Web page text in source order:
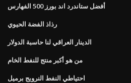
أفضل ستاندرد اند بورز 500 الفهارس
رذاذ الفضة الحيوي
الدينار العراقي لنا حاسبة الدولار
من هو أكبر منتج للنفط الخام
احتياطي النفط النرويج برميل